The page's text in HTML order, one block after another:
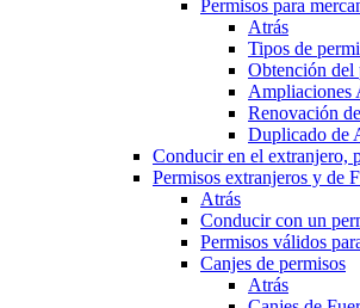
Permisos para
Atrás
Tipos de
Obtención
Ampliaciones
Renovación
Duplicado de
Conducir en el extranjero,
Permisos extranjeros y de
Atrás
Conducir con un
Permisos válidos
Canjes de permisos
Atrás